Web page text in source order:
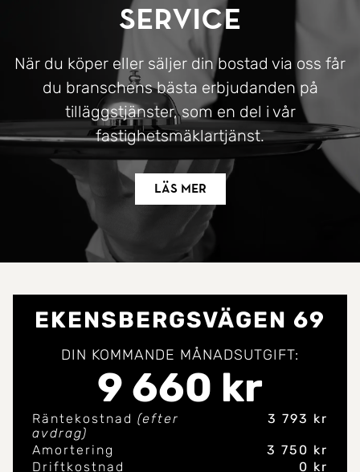
Service
När du köper eller säljer din bostad via oss får
du branschens bästa erbjudanden på
tilläggstjänster, som en del i vår
fastighetsmäklartjänst.
Läs mer